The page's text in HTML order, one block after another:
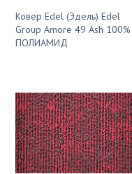
Ковер Edel (Эдель) Edel
Group Amore 49 Ash 100%
ПОЛИАМИД